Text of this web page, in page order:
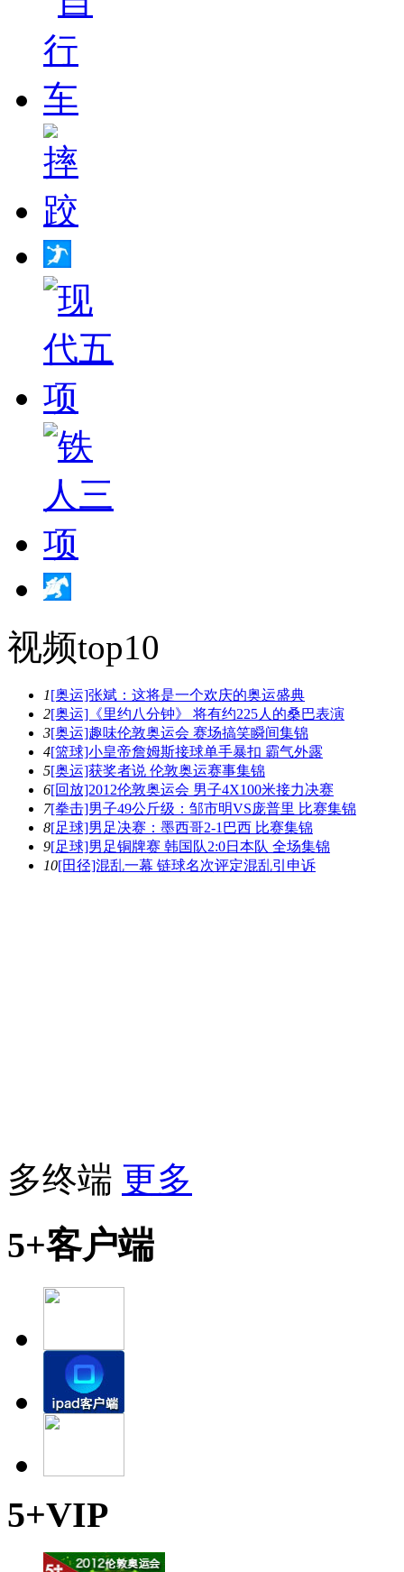
视频top10
1[奥运]张斌：这将是一个欢庆的奥运盛典
2[奥运]《里约八分钟》 将有约225人的桑巴表演
3[奥运]趣味伦敦奥运会 赛场搞笑瞬间集锦
4[篮球]小皇帝詹姆斯接球单手暴扣 霸气外露
5[奥运]获奖者说 伦敦奥运赛事集锦
6[回放]2012伦敦奥运会 男子4X100米接力决赛
7[拳击]男子49公斤级：邹市明VS庞普里 比赛集锦
8[足球]男足决赛：墨西哥2-1巴西 比赛集锦
9[足球]男足铜牌赛 韩国队2:0日本队 全场集锦
10[田径]混乱一幕 链球名次评定混乱引申诉
多终端 更多
5+客户端
5+VIP